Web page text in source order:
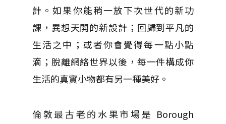
計。如果你能稍一放下次世代的新功
課，異想天開的新設計；回歸到平凡的
生活之中；或者你會覺得每一點小點
滴；脫離網絡世界以後，每一件構成你
生活的真實小物都有另一種美好。
倫敦最古老的水果市場是 Borough